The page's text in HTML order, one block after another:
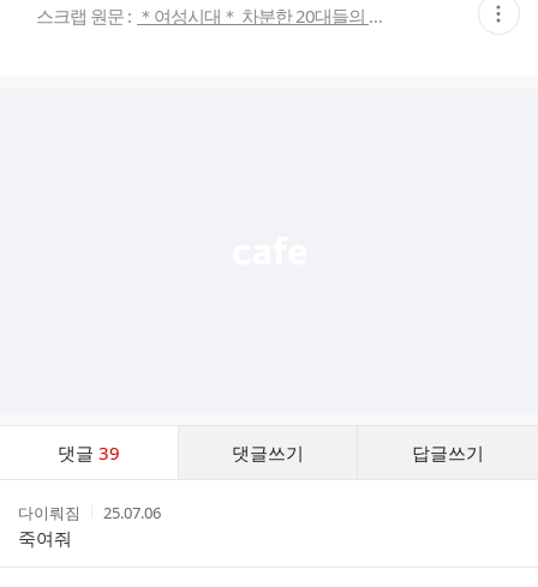
스크랩 원문 : ＊여성시대＊ 차분한 20대들의 알흠다운 공간 현
재
댓글39 댓글쓰기 답글쓰기
스
작
성
자
다이뤄짐
작
간
25.07.06
죽여줘